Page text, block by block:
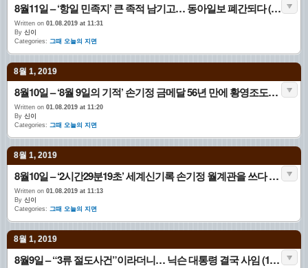
8월11일 – ‘항일 민족지’ 큰 족적 남기고… 동아일보 폐간되다 (1940.08.11. 1면)
Written on 01.08.2019 at 11:31
By 신이
Categories: 그때 오늘의 지면
8월 1, 2019
8월10일 – ‘8월 9일의 기적’ 손기정 금메달 56년 만에 황영조도… (1992.08.10. 1면 국내)
Written on 01.08.2019 at 11:20
By 신이
Categories: 그때 오늘의 지면
8월 1, 2019
8월10일 – ‘2시간29분19초’ 세계신기록 손기정 월계관을 쓰다 (1936.08.10. 호외)
Written on 01.08.2019 at 11:13
By 신이
Categories: 그때 오늘의 지면
8월 1, 2019
8월9일 – “3류 절도사건”이라더니… 닉슨 대통령 결국 사임 (1974.08.09. 1면)